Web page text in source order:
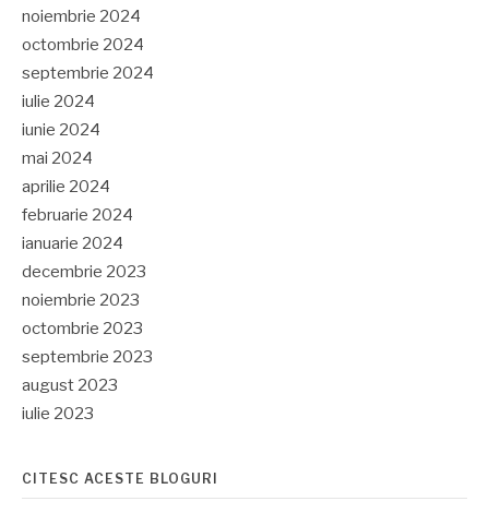
noiembrie 2024
octombrie 2024
septembrie 2024
iulie 2024
iunie 2024
mai 2024
aprilie 2024
februarie 2024
ianuarie 2024
decembrie 2023
noiembrie 2023
octombrie 2023
septembrie 2023
august 2023
iulie 2023
CITESC ACESTE BLOGURI